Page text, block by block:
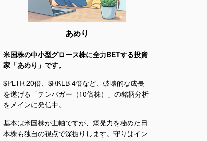
あめり
米国株の中小型グロース株に全力BETする投資
家「あめり」です。
$PLTR 20倍、$RKLB 4倍など、破壊的な成長
を遂げる「テンバガー（10倍株）」の銘柄分析
をメインに発信中。
基本は米国株が主軸ですが、爆発力を秘めた日
本株も独自の視点で深掘りします。守りはイン